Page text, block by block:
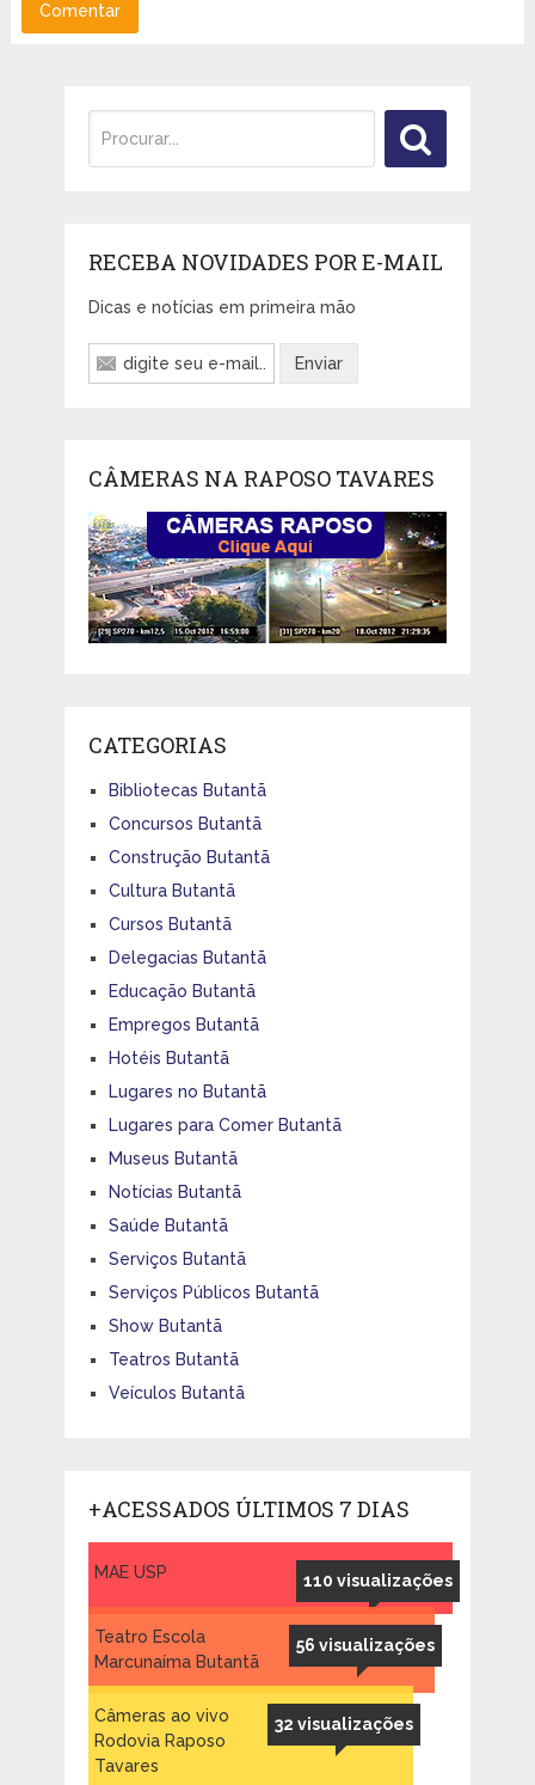
RECEBA NOVIDADES POR E-MAIL
Dicas e notícias em primeira mão
CÂMERAS NA RAPOSO TAVARES
CATEGORIAS
Bibliotecas Butantã
Concursos Butantã
Construção Butantã
Cultura Butantã
Cursos Butantã
Delegacias Butantã
Educação Butantã
Empregos Butantã
Hotéis Butantã
Lugares no Butantã
Lugares para Comer Butantã
Museus Butantã
Notícias Butantã
Saúde Butantã
Serviços Butantã
Serviços Públicos Butantã
Show Butantã
Teatros Butantã
Veículos Butantã
+ACESSADOS ÚLTIMOS 7 DIAS
110 visualizações
MAE USP
56 visualizações
Teatro Escola
Marcunaíma Butantã
32 visualizações
Câmeras ao vivo
Rodovia Raposo
Tavares